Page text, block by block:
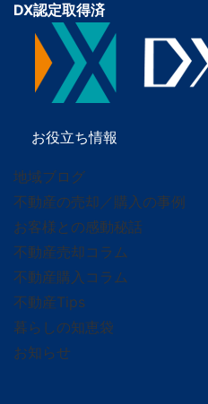
DX認定取得済
お役立ち情報
地域ブログ
不動産の売却／購入の事例
お客様との感動秘話
不動産売却コラム
不動産購入コラム
不動産Tips
暮らしの知恵袋
お知らせ